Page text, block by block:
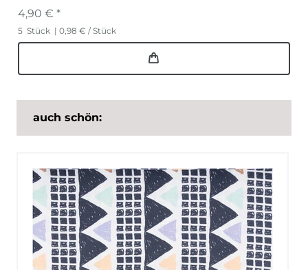
4,90 € *
5 Stück | 0,98 € / Stück
auch schön: